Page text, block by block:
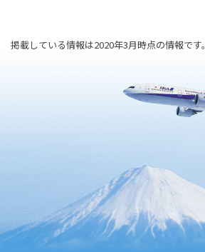
掲載している情報は2020年3月時点の情報です。